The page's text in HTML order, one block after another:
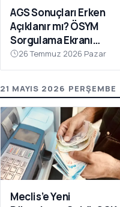
AGS Sonuçları Erken
Açıklanır mı? ÖSYM
Sorgulama Ekranı
Açılıyor!
26 Temmuz 2026 Pazar
21 MAYIS 2026 PERŞEMBE
Meclis’e Yeni